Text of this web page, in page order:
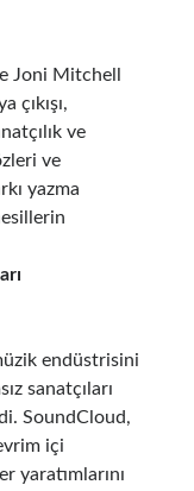
Joni Mitchell
çıkışı,
ve
ve
yazma
endüstrisini
sanatçıları
SoundCloud,
içi
yaratımlarını